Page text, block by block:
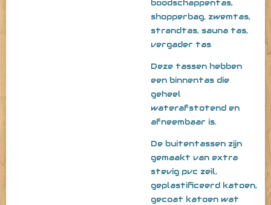
boodschappentas,
shopperbag, zwemtas,
strandtas, sauna tas,
vergader tas
Deze tassen hebben
een binnentas die
geheel
waterafstotend en
afneembaar is.
De buitentassen zijn
gemaakt van extra
stevig pvc zeil,
geplastificeerd katoen,
gecoat katoen wat